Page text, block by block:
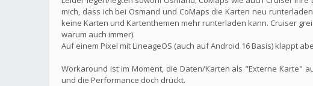
mich, dass ich bei Osmand und CoMaps die Karten neu
keine Karten und Kartenthemen mehr runterladen kann. Cruiser
warum auch immer).
Auf einem Pixel mit LineageOS (auch auf Android 16 Basis) klappt
Workaround ist im Moment, die Daten/Karten als "Externe Karte"
und die Performance doch drückt.